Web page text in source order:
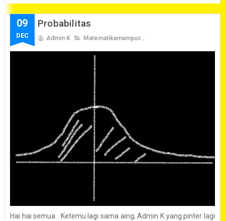
09
DEC
Probabilitas
Admin K Matematikamampus ,
Hai hai semua . Ketemu lagi sama aing, Admin K yang pinter lagi